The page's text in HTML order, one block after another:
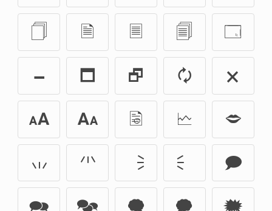
🗍
🗎 🗏 🗐
🗔
🗕
🗖 🗗 🗘
🗙
🗚
🗛 🗟 🗠
🗢
🗤
🗥 🗦 🗧
🗩
🗪
🗫 🗬 🗭 🗮